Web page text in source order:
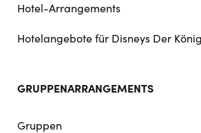
Hotel-Arrangements
Hotelangebote für Disneys Der
GRUPPENARRANGEMENTS
Gruppen